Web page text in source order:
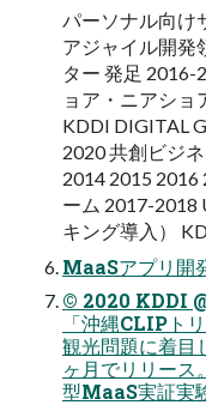
パーソナル向け
アジャイル開発
ター 発⾜ 2016-
ョア・ニアショ
KDDI DIGITAL
2020 共創ビジ
2014 2015 2016
ーム 2017-2018
キング導⼊）
MaaSアプリ開
© 2020 KDDI
「沖縄CLIPト
観光問題に着⽬
ヶ⽉でリリース
型MaaS実証実